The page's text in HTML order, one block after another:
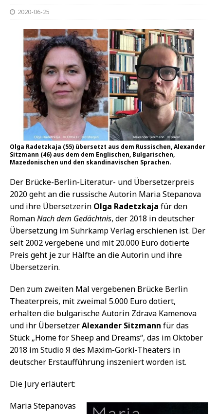
2020-06-25
Olga Radetzkaja (55) übersetzt aus dem Russischen, Alexander
Sitzmann (46) aus dem dem Englischen, Bulgarischen,
Mazedonischen und den skandinavischen Sprachen.
Der Brücke-Berlin-Literatur- und Übersetzerpreis
2020 geht an die russische Autorin Maria Stepanova
und ihre Übersetzerin Olga Radetzkaja für den
RomanNach dem Gedächtnis, der 2018 in deutscher
Übersetzung im Suhrkamp Verlag erschienen ist. Der
seit 2002 vergebene und mit 20.000 Euro dotierte
Preis geht je zur Hälfte an die Autorin und ihre
Übersetzerin.
Den zum zweiten Mal vergebenen Brücke Berlin
Theaterpreis, mit zweimal 5.000 Euro dotiert,
erhalten die bulgarische Autorin Zdrava Kamenova
und ihr ÜbersetzerAlexander Sitzmann für das
Stück „Home for Sheep and Dreams“, das im Oktober
2018 im Studio Я des Maxim-Gorki-Theaters in
deutscher Erstaufführung inszeniert worden ist.
Die Jury erläutert:
Maria Stepanovas